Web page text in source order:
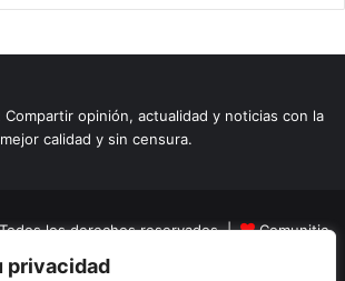
privacidad
opinión, actualidad y noticias con la
mejor calidad y sin censura.
los derechos reservados |
Comunitic
SAS BICNit 901228106